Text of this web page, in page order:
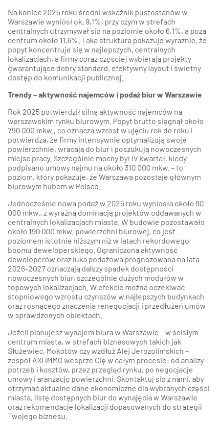
Na koniec 2025 roku średni wskaźnik pustostanów w
Warszawie wyniósł ok. 9,1%, przy czym w strefach
centralnych utrzymywał się na poziomie około 6,1%, a poza
centrum około 11,6%. Taka struktura pokazuje wyraźnie, że
popyt koncentruje się w najlepszych, centralnych
lokalizacjach, a firmy coraz częściej wybierają projekty
gwarantujące dobry standard, efektywny layout i świetny
dostęp do komunikacji publicznej.
Trendy – aktywność najemców i podaż biur w Warszawie
Rok 2025 potwierdził silną aktywność najemców na
warszawskim rynku biurowym. Popyt brutto sięgnął około
790 000 mkw., co oznacza wzrost w ujęciu rok do roku i
potwierdza, że firmy intensywnie optymalizują swoje
powierzchnie, wracają do biur i poszukują nowoczesnych
miejsc pracy. Szczególnie mocny był IV kwartał, kiedy
podpisano umowy najmu na około 310 000 mkw. – to
poziom, który pokazuje, że Warszawa pozostaje głównym
biurowym hubem w Polsce.
Jednocześnie nowa podaż w 2025 roku wyniosła około 90
000 mkw., z wyraźną dominacją projektów oddawanych w
centralnych lokalizacjach miasta. W budowie pozostawało
około 190 000 mkw. powierzchni biurowej, co jest
poziomem istotnie niższym niż w latach rekordowego
boomu deweloperskiego. Ograniczona aktywność
deweloperów oraz luka podażowa prognozowana na lata
2026–2027 oznaczają dalszy spadek dostępności
nowoczesnych biur, szczególnie dużych modułów w
topowych lokalizacjach. W efekcie można oczekiwać
stopniowego wzrostu czynszów w najlepszych budynkach
oraz rosnącego znaczenia renegocjacji i przedłużeń umów
w sprawdzonych obiektach.
Jeżeli planujesz wynajem biura w Warszawie – w ścisłym
centrum miasta, w strefach biznesowych takich jak
Służewiec, Mokotów czy wzdłuż Alej Jerozolimskich –
zespół AXI IMMO wesprze Cię w całym procesie: od analizy
potrzeb i kosztów, przez przegląd rynku, po negocjacje
umowy i aranżację powierzchni. Skontaktuj się z nami, aby
otrzymać aktualne dane ekonomiczne dla wybranych części
miasta, listę dostępnych biur do wynajęcia w Warszawie
oraz rekomendacje lokalizacji dopasowanych do strategii
Twojego biznesu.